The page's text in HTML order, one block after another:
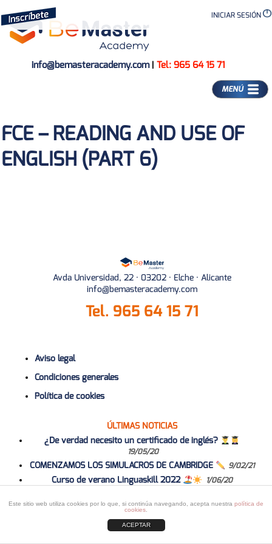
INICIAR SESIÓN
info@bemasteracademy.com| Tel: 965 64 15 71
MENÚ
FCE – READING AND USE OF
ENGLISH (PART 6)
Este sitio web utiliza cookies por lo que, si continúa navegando, acepta nuestra política de
cookies
ACEPTAR
Avda Universidad, 22 · 03202 · Elche · Alicante
info@bemasteracademy.com
Tel. 965 64 15 71
Aviso legal
Condiciones generales
Política de cookies
ÚLTIMAS NOTICIAS
¿De verdad necesito un certificado de inglés?
19/05/20
COMENZAMOS LOS SIMULACROS DE CAMBRIDGE 9/02/21
Curso de verano Linguaskill 2022 1/06/20